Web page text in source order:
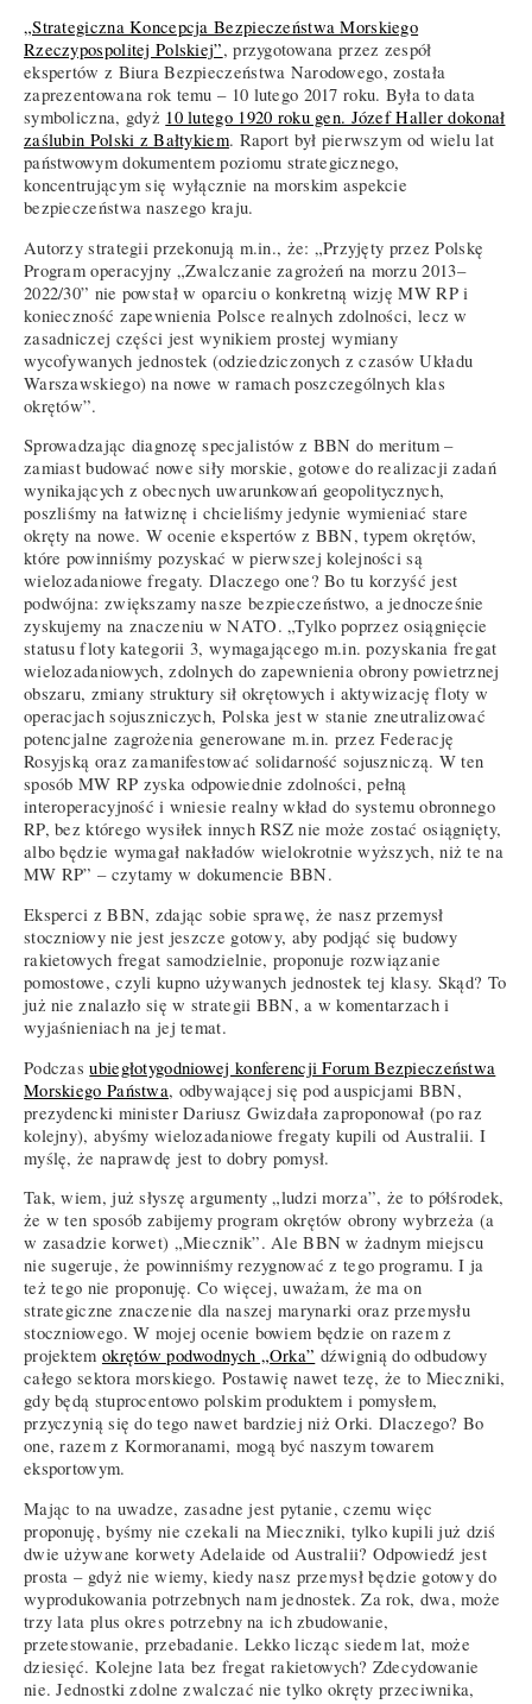
„Strategiczna Koncepcja Bezpieczeństwa Morskiego
Rzeczypospolitej Polskiej”, przygotowana przez zespół
ekspertów z Biura Bezpieczeństwa Narodowego, została
zaprezentowana rok temu – 10 lutego 2017 roku. Była to data
symboliczna, gdyż 10 lutego 1920 roku gen. Józef Haller dokonał
zaślubin Polski z Bałtykiem. Raport był pierwszym od wielu lat
państwowym dokumentem poziomu strategicznego,
koncentrującym się wyłącznie na morskim aspekcie
bezpieczeństwa naszego kraju.
Autorzy strategii przekonują m.in., że: „Przyjęty przez Polskę
Program operacyjny „Zwalczanie zagrożeń na morzu 2013–
2022/30” nie powstał w oparciu o konkretną wizję MW RP i
konieczność zapewnienia Polsce realnych zdolności, lecz w
zasadniczej części jest wynikiem prostej wymiany
wycofywanych jednostek (odziedziczonych z czasów Układu
Warszawskiego) na nowe w ramach poszczególnych klas
okrętów”.
Sprowadzając diagnozę specjalistów z BBN do meritum –
zamiast budować nowe siły morskie, gotowe do realizacji zadań
wynikających z obecnych uwarunkowań geopolitycznych,
poszliśmy na łatwiznę i chcieliśmy jedynie wymieniać stare
okręty na nowe. W ocenie ekspertów z BBN, typem okrętów,
które powinniśmy pozyskać w pierwszej kolejności są
wielozadaniowe fregaty. Dlaczego one? Bo tu korzyść jest
podwójna: zwiększamy nasze bezpieczeństwo, a jednocześnie
zyskujemy na znaczeniu w NATO. „Tylko poprzez osiągnięcie
statusu floty kategorii 3, wymagającego m.in. pozyskania fregat
wielozadaniowych, zdolnych do zapewnienia obrony powietrznej
obszaru, zmiany struktury sił okrętowych i aktywizację floty w
operacjach sojuszniczych, Polska jest w stanie zneutralizować
potencjalne zagrożenia generowane m.in. przez Federację
Rosyjską oraz zamanifestować solidarność sojuszniczą. W ten
sposób MW RP zyska odpowiednie zdolności, pełną
interoperacyjność i wniesie realny wkład do systemu obronnego
RP, bez którego wysiłek innych RSZ nie może zostać osiągnięty,
albo będzie wymagał nakładów wielokrotnie wyższych, niż te na
MW RP” – czytamy w dokumencie BBN.
Eksperci z BBN, zdając sobie sprawę, że nasz przemysł
stoczniowy nie jest jeszcze gotowy, aby podjąć się budowy
rakietowych fregat samodzielnie, proponuje rozwiązanie
pomostowe, czyli kupno używanych jednostek tej klasy. Skąd? To
już nie znalazło się w strategii BBN, a w komentarzach i
wyjaśnieniach na jej temat.
Podczasubiegłotygodniowej konferencji Forum Bezpieczeństwa
Morskiego Państwa, odbywającej się pod auspicjami BBN,
prezydencki minister Dariusz Gwizdała zaproponował (po raz
kolejny), abyśmy wielozadaniowe fregaty kupili od Australii. I
myślę, że naprawdę jest to dobry pomysł.
Tak, wiem, już słyszę argumenty „ludzi morza”, że to półśrodek,
że w ten sposób zabijemy program okrętów obrony wybrzeża (a
w zasadzie korwet) „Miecznik”. Ale BBN w żadnym miejscu
nie sugeruje, że powinniśmy rezygnować z tego programu. I ja
też tego nie proponuję. Co więcej, uważam, że ma on
strategiczne znaczenie dla naszej marynarki oraz przemysłu
stoczniowego. W mojej ocenie bowiem będzie on razem z
projektem okrętów podwodnych „Orka” dźwignią do odbudowy
całego sektora morskiego. Postawię nawet tezę, że to Mieczniki,
gdy będą stuprocentowo polskim produktem i pomysłem,
przyczynią się do tego nawet bardziej niż Orki. Dlaczego? Bo
one, razem z Kormoranami, mogą być naszym towarem
eksportowym.
Mając to na uwadze, zasadne jest pytanie, czemu więc
proponuję, byśmy nie czekali na Mieczniki, tylko kupili już dziś
dwie używane korwety Adelaide od Australii? Odpowiedź jest
prosta – gdyż nie wiemy, kiedy nasz przemysł będzie gotowy do
wyprodukowania potrzebnych nam jednostek. Za rok, dwa, może
trzy lata plus okres potrzebny na ich zbudowanie,
przetestowanie, przebadanie. Lekko licząc siedem lat, może
dziesięć. Kolejne lata bez fregat rakietowych? Zdecydowanie
nie. Jednostki zdolne zwalczać nie tylko okręty przeciwnika,